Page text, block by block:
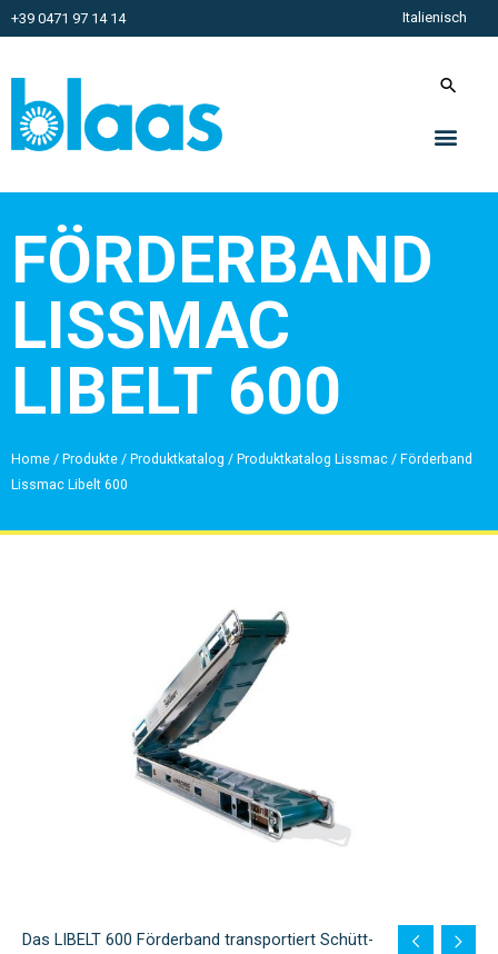
+39 0471 97 14 14 Italienisch
FÖRDERBAND
LISSMAC
LIBELT 600
Home / Produkte / Produktkatalog / Produktkatalog Lissmac / Förderband
Lissmac Libelt 600
Das LIBELT 600 Förderband transportiert Schütt-